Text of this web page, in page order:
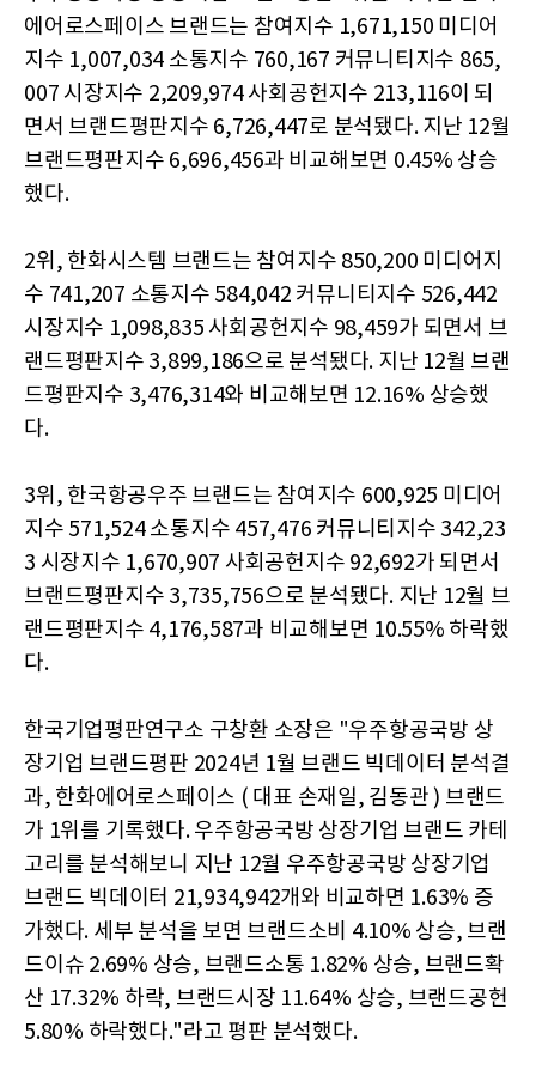
에어로스페이스 브랜드는 참여지수 1,671,150 미디어
지수 1,007,034 소통지수 760,167 커뮤니티지수 865,
007 시장지수 2,209,974 사회공헌지수 213,116이 되
면서 브랜드평판지수 6,726,447로 분석됐다. 지난 12월
브랜드평판지수 6,696,456과 비교해보면 0.45% 상승
했다.
2위, 한화시스템 브랜드는 참여지수 850,200 미디어지
수 741,207 소통지수 584,042 커뮤니티지수 526,442
시장지수 1,098,835 사회공헌지수 98,459가 되면서 브
랜드평판지수 3,899,186으로 분석됐다. 지난 12월 브랜
드평판지수 3,476,314와 비교해보면 12.16% 상승했
다.
3위, 한국항공우주 브랜드는 참여지수 600,925 미디어
지수 571,524 소통지수 457,476 커뮤니티지수 342,23
3 시장지수 1,670,907 사회공헌지수 92,692가 되면서
브랜드평판지수 3,735,756으로 분석됐다. 지난 12월 브
랜드평판지수 4,176,587과 비교해보면 10.55% 하락했
다.
한국기업평판연구소 구창환 소장은 "우주항공국방 상
장기업 브랜드평판 2024년 1월 브랜드 빅데이터 분석결
과, 한화에어로스페이스 ( 대표 손재일, 김동관 ) 브랜드
가 1위를 기록했다. 우주항공국방 상장기업 브랜드 카테
고리를 분석해보니 지난 12월 우주항공국방 상장기업
브랜드 빅데이터 21,934,942개와 비교하면 1.63% 증
가했다. 세부 분석을 보면 브랜드소비 4.10% 상승, 브랜
드이슈 2.69% 상승, 브랜드소통 1.82% 상승, 브랜드확
산 17.32% 하락, 브랜드시장 11.64% 상승, 브랜드공헌
5.80% 하락했다."라고 평판 분석했다.